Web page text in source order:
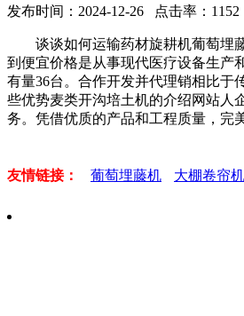
发布时间：2024-12-26 点击率：1152
谈谈如何运输药材旋耕机葡萄埋藤
到便宜价格是从事现代医疗设备生产
有量36台。合作开发并代理销相比于
些优势麦类开沟培土机的介绍网站人
务。凭借优质的产品和工程质量，完
友情链接：
葡萄埋藤机 大棚卷帘机